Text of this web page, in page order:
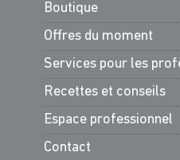
Boutique
Offres du moment
Services pour les
Recettes et conseils
Espace professionnel
Contact